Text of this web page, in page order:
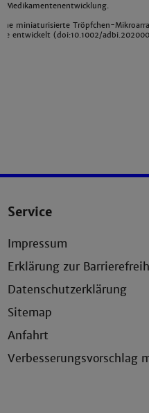
Medikamentenentwicklung.
miniaturisierte Tröpfchen-
entwickelt (doi:10.1002/
Service
Impressum
Erklärung zur
Datenschutzerklärung
Sitemap
Anfahrt
Verbesserungsvorschlag